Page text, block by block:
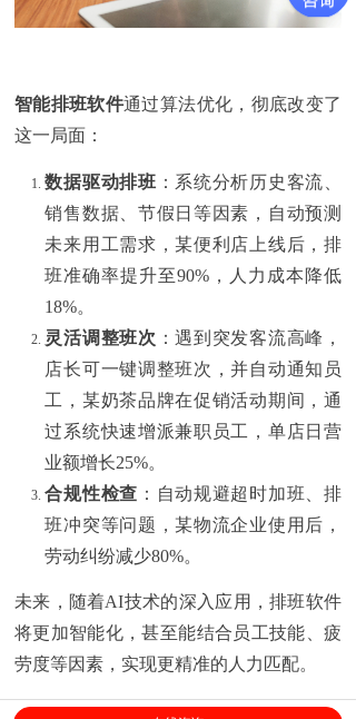
智能排班软件通过算法优化，彻底改变了
这一局面：
数据驱动排班 ：系统分析历史客流、
销售数据、节假日等因素，自动预测
未来用工需求，某便利店上线后，排
班准确率提升至90%，人力成本降低
18%。
灵活调整班次 ：遇到突发客流高峰，
店长可一键调整班次，并自动通知员
工，某奶茶品牌在促销活动期间，通
过系统快速增派兼职员工，单店日营
业额增长25%。
合规性检查 ：自动规避超时加班、排
班冲突等问题，某物流企业使用后，
劳动纠纷减少80%。
未来，随着AI技术的深入应用，排班软件
将更加智能化，甚至能结合员工技能、疲
劳度等因素，实现更精准的人力匹配。